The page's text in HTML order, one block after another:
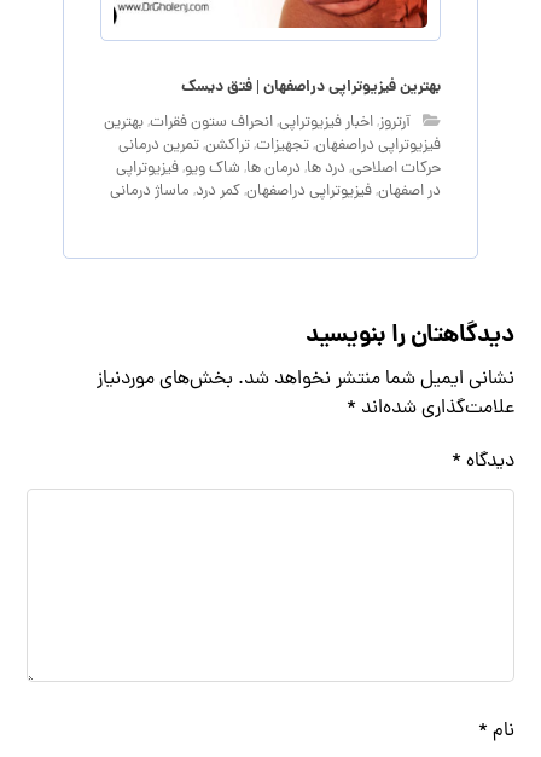
بهترین فیزیوتراپی دراصفهان | فتق دیسک
آرتروز,اخبار فیزیوتراپی,انحراف ستون فقرات,بهترین
فیزیوتراپی دراصفهان,تجهیزات,تراکشن,تمرین درمانی
حرکات اصلاحی, درد ها, درمان ها, شاک ویو,فیزیوتراپی
در اصفهان,فیزیوتراپی دراصفهان,کمر درد, ماساژ درمانی
دیدگاهتان را بنویسید
نشانی ایمیل شما منتشر نخواهد شد. بخش‌های موردنیاز
علامت‌گذاری شده‌اند *
دیدگاه *
نام *